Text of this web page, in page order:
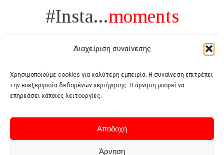
Διαχείριση συναίνεσης
Χρησιμοποιούμε cookies για καλύτερη εμπειρία. Η συναίνεση επιτρέπει
την επεξεργασία δεδομένων περιήγησης. Η άρνηση μπορεί να
επηρεάσει κάποιες λειτουργίες.
Αποδοχή
Άρνηση
#Insta...moments
Πολυτέλεια δεν είναι το αντίθετο της ανέχειας, είναι το αντίθετο της